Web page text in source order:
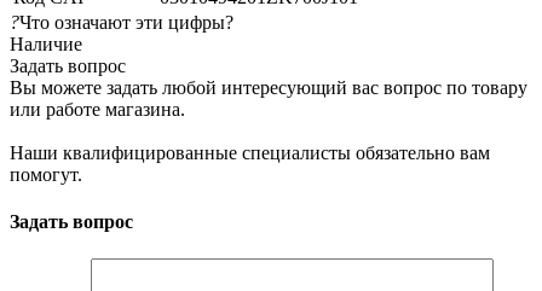
?Что означают эти цифры?
Наличие
Задать вопрос
Вы можете задать любой интересующий вас вопрос по товару
или работе магазина.
Наши квалифицированные специалисты обязательно вам
помогут.
Задать вопрос